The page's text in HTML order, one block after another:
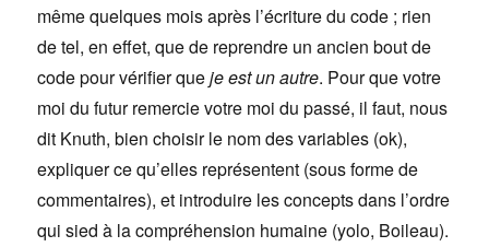
même quelques mois après l’écriture du code ; rien
de tel, en effet, que de reprendre un ancien bout de
code pour vérifier queje est un autre. Pour que votre
moi du futur remercie votre moi du passé, il faut, nous
dit Knuth, bien choisir le nom des variables (ok),
expliquer ce qu’elles représentent (sous forme de
commentaires), et introduire les concepts dans l’ordre
qui sied à la compréhension humaine (yolo, Boileau).